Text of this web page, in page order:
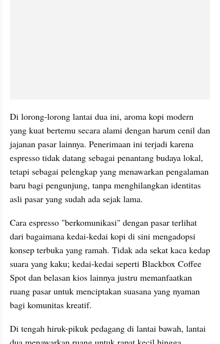
Di lorong-lorong lantai dua ini, aroma kopi modern
yang kuat bertemu secara alami dengan harum cenil dan
jajanan pasar lainnya. Penerimaan ini terjadi karena
espresso tidak datang sebagai penantang budaya lokal,
tetapi sebagai pelengkap yang menawarkan pengalaman
baru bagi pengunjung, tanpa menghilangkan identitas
asli pasar yang sudah ada sejak lama.
​Cara espresso "berkomunikasi" dengan pasar terlihat
dari bagaimana kedai-kedai kopi di sini mengadopsi
konsep terbuka yang ramah. Tidak ada sekat kaca kedap
suara yang kaku; kedai-kedai seperti Blackbox Coffee
Spot dan belasan kios lainnya justru memanfaatkan
ruang pasar untuk menciptakan suasana yang nyaman
bagi komunitas kreatif.
Di tengah hiruk-pikuk pedagang di lantai bawah, lantai